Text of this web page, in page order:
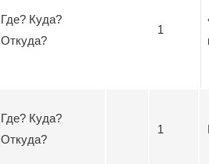
Где? Куда?
Откуда?
1
Где? Куда?
Откуда?
1